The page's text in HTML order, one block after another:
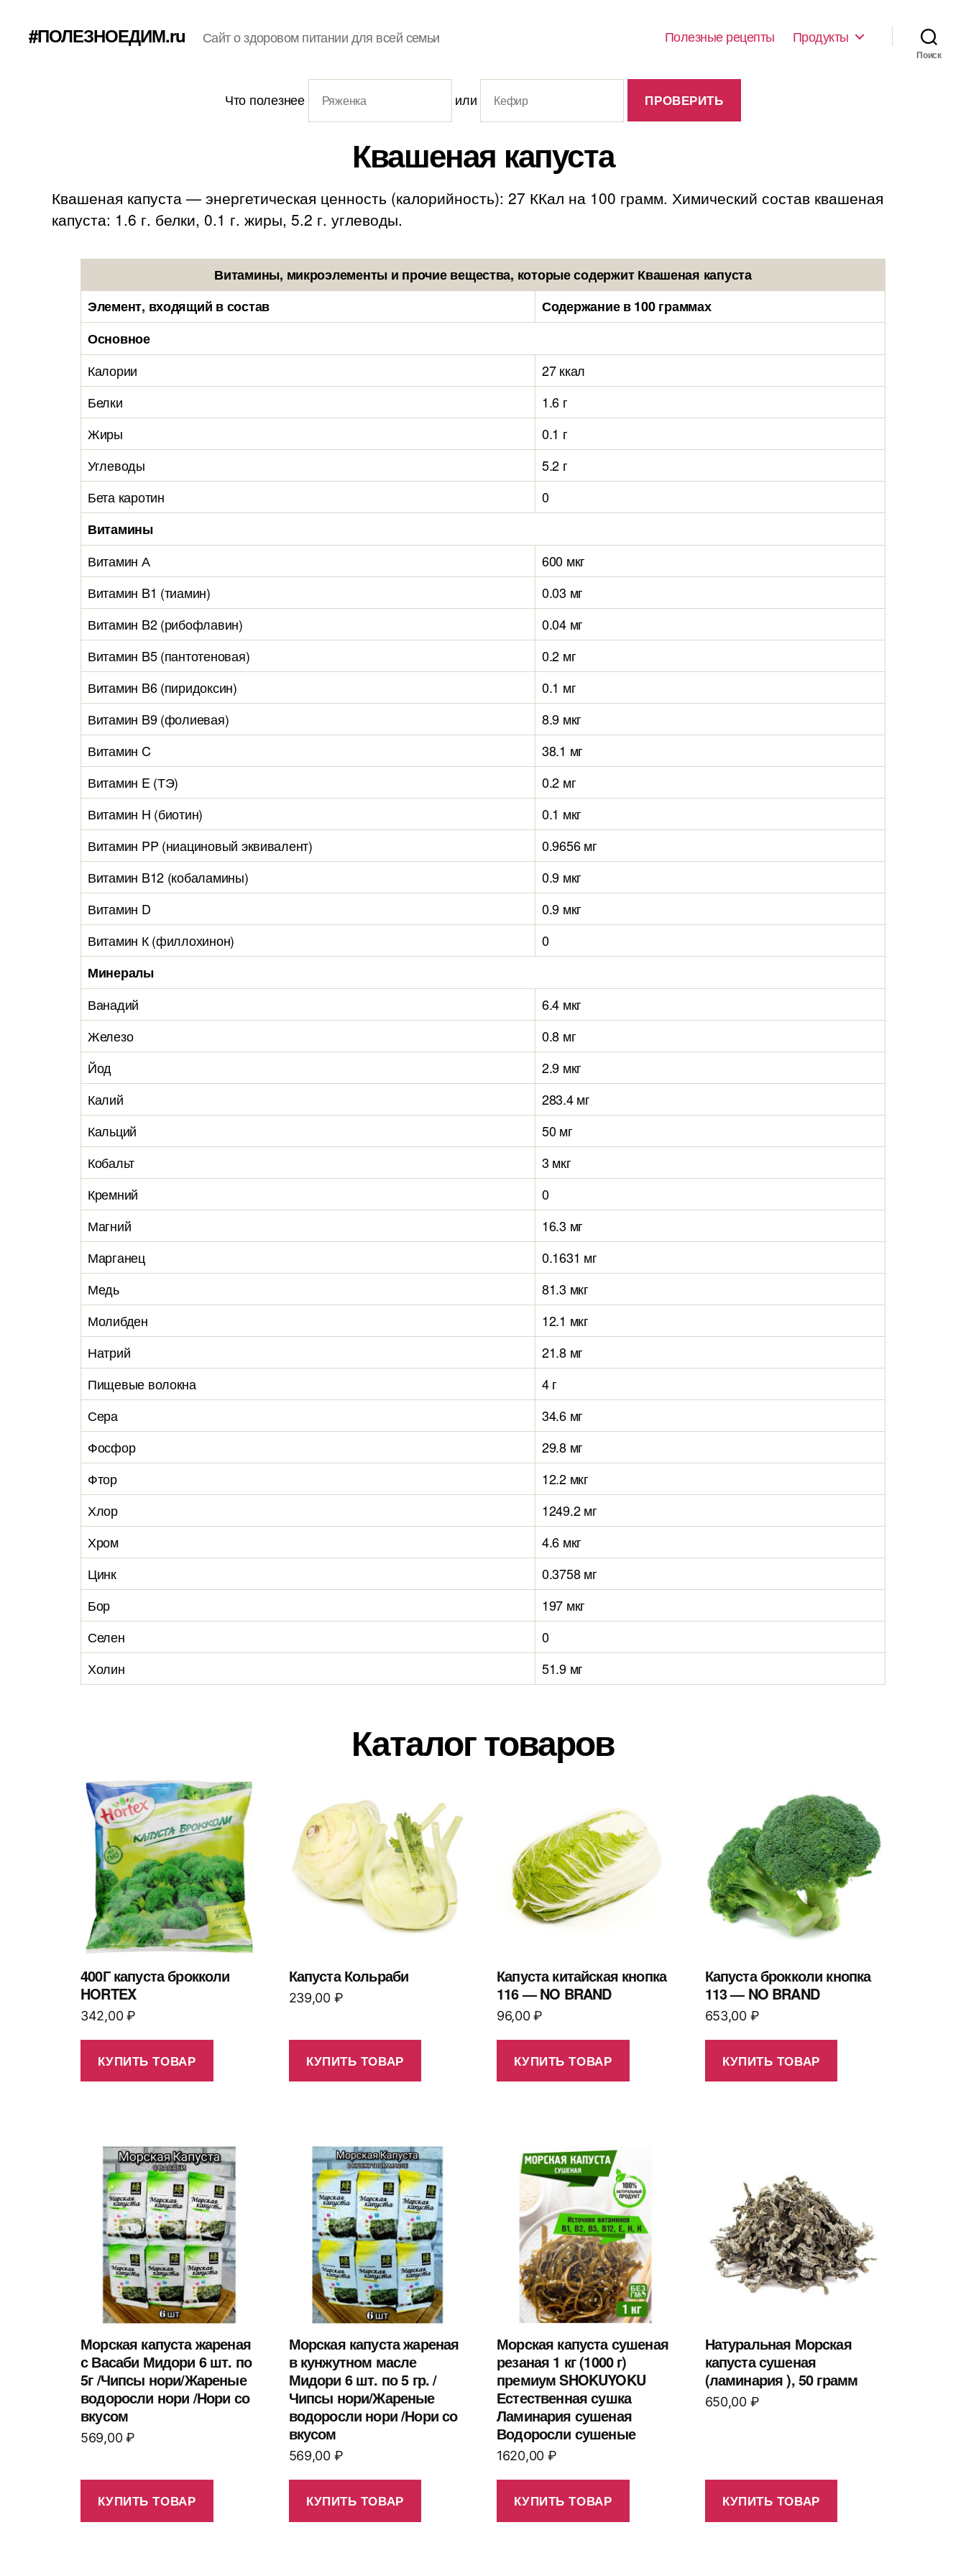
#ПОЛЕЗНОЕДИМ.ru Сайт о здоровом питании для всей семьи Полезные рецепты Продукты
Поиск
Что полезнее или
Квашеная капуста
Квашеная капуста — энергетическая ценность (калорийность): 27 ККал на 100 грамм. Химический состав квашеная
капуста: 1.6 г. белки, 0.1 г. жиры, 5.2 г. углеводы.
Витамины, микроэлементы и прочие вещества, которые содержит Квашеная капуста
Элемент, входящий в состав
Содержание в 100 граммах
Основное
Калории
27 ккал
Белки
1.6 г
Жиры
0.1 г
Углеводы
5.2 г
Бета каротин
0
Витамины
Витамин А
600 мкг
Витамин B1 (тиамин)
0.03 мг
Витамин B2 (рибофлавин)
0.04 мг
Витамин B5 (пантотеновая)
0.2 мг
Витамин B6 (пиридоксин)
0.1 мг
Витамин B9 (фолиевая)
8.9 мкг
Витамин C
38.1 мг
Витамин E (ТЭ)
0.2 мг
Витамин H (биотин)
0.1 мкг
Витамин PP (ниациновый эквивалент)
0.9656 мг
Витамин B12 (кобаламины)
0.9 мкг
Витамин D
0.9 мкг
Витамин К (филлохинон)
0
Минералы
Ванадий
6.4 мкг
Железо
0.8 мг
Йод
2.9 мкг
Калий
283.4 мг
Кальций
50 мг
Кобальт
3 мкг
Кремний
0
Магний
16.3 мг
Марганец
0.1631 мг
Медь
81.3 мкг
Молибден
12.1 мкг
Натрий
21.8 мг
Пищевые волокна
4 г
Сера
34.6 мг
Фосфор
29.8 мг
Фтор
12.2 мкг
Хлор
1249.2 мг
Хром
4.6 мкг
Цинк
0.3758 мг
Бор
197 мкг
Селен
0
Холин
51.9 мг
Каталог товаров
400Г капуста брокколи
HORTEX
342,00₽
КУПИТЬ ТОВАР
Капуста Кольраби
239,00 ₽
КУПИТЬ ТОВАР
Капуста китайская кнопка
116 — NO BRAND
96,00₽
КУПИТЬ ТОВАР
Капуста брокколи кнопка
113 — NO BRAND
653,00 ₽
КУПИТЬ ТОВАР
Морская капуста жареная
с Васаби Мидори 6 шт. по
5г /Чипсы нори/Жареные
водоросли нори /Нори со
вкусом
569,00₽
КУПИТЬ ТОВАР
Морская капуста жареная
в кунжутном масле
Мидори 6 шт. по 5 гр. /
Чипсы нори/Жареные
водоросли нори /Нори со
вкусом
569,00 ₽
КУПИТЬ ТОВАР
Морская капуста сушеная
резаная 1 кг (1000 г)
премиум SHOKUYOKU
Естественная сушка
Ламинария сушеная
Водоросли сушеные
1620,00 ₽
КУПИТЬ ТОВАР
Натуральная Морская
капуста сушеная
(ламинария ), 50 грамм
650,00 ₽
КУПИТЬ ТОВАР